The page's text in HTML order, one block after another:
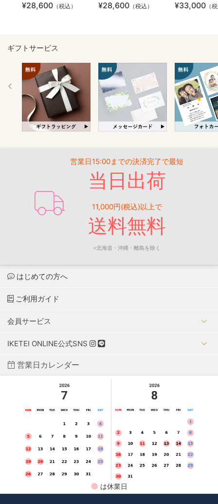
¥28,600 （税込） ¥28,600 （税込） ¥33,000 （
ギフトサービス
営業日15:00までの決済完了で最短
当日出荷
11,000円(税込)以上で
送料無料
※北海道・沖縄・離島を除く
はじめての方へ
ご利用ガイド
会員サービス
IKETEI ONLINE公式SNS
営業日カレンダー
● は休業日